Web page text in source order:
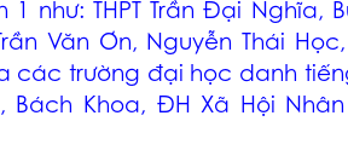
như: THPT Trần Đại Nghĩa,
Văn Ơn, Nguyễn Thái
các trường đại học danh tiếng
Bách Khoa, ĐH Xã Hội